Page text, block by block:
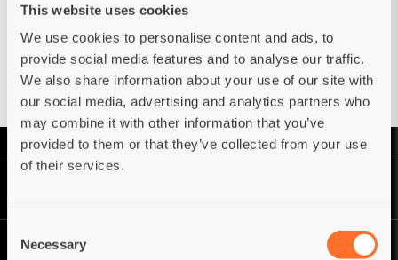
This website uses cookies
We use cookies to personalise content and ads, to
provide social media features and to analyse our traffic.
We also share information about your use of our site with
our social media, advertising and analytics partners who
may combine it with other information that you’ve
provided to them or that they’ve collected from your use
of their services.
Selection
Necessary
Connectez-vous avec